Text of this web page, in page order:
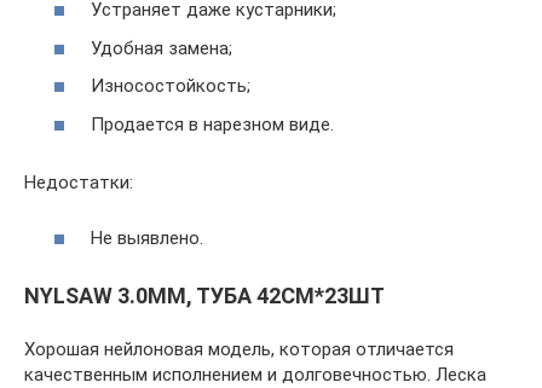
Устраняет даже кустарники;
Удобная замена;
Износостойкость;
Продается в нарезном виде.
Недостатки:
Не выявлено.
NYLSAW 3.0ММ, ТУБА 42СМ*23ШТ
Хорошая нейлоновая модель, которая отличается
качественным исполнением и долговечностью. Леска